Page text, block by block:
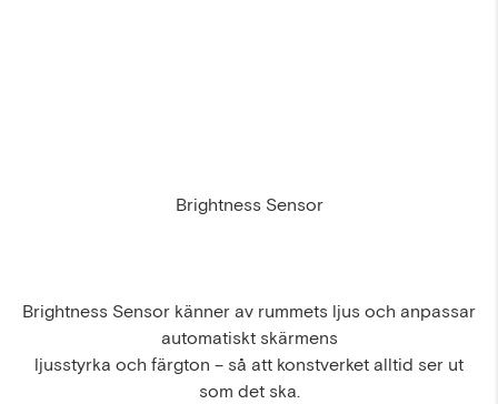
Brightness Sensor
Brightness Sensor känner av rummets ljus och anpassar
automatiskt skärmens
ljusstyrka och färgton – så att konstverket alltid ser ut
som det ska.